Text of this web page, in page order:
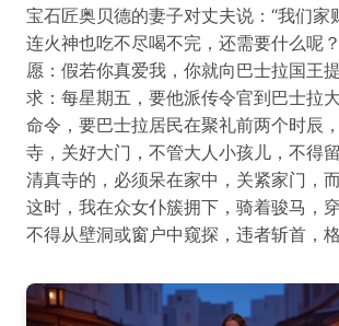
宝石匠奥贝德的妻子对丈夫说：“我们家
连火神也吃不尽喝不完，还需要什么呢
愿：假若你真爱我，你就向巴士拉国王
求：每星期五，要他派传令官到巴士拉
命令，要巴士拉居民在聚礼前两个时辰
寺，关好大门，不管大人小孩儿，不得
清真寺的，必须呆在家中，关紧家门，
这时，我在众女仆簇拥下，骑着骏马，
不得从壁洞或窗户中窥探，违者斩首，